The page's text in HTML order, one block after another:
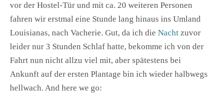
vor der Hostel-Tür und mit ca. 20 weiteren Personen
fahren wir erstmal eine Stunde lang hinaus ins Umland
Louisianas, nach Vacherie. Gut, da ich die Nacht zuvor
leider nur 3 Stunden Schlaf hatte, bekomme ich von der
Fahrt nun nicht allzu viel mit, aber spätestens bei
Ankunft auf der ersten Plantage bin ich wieder halbwegs
hellwach. And here we go: